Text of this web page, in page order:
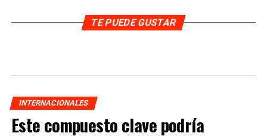
TE PUEDE GUSTAR
INTERNACIONALES
Este compuesto clave podría